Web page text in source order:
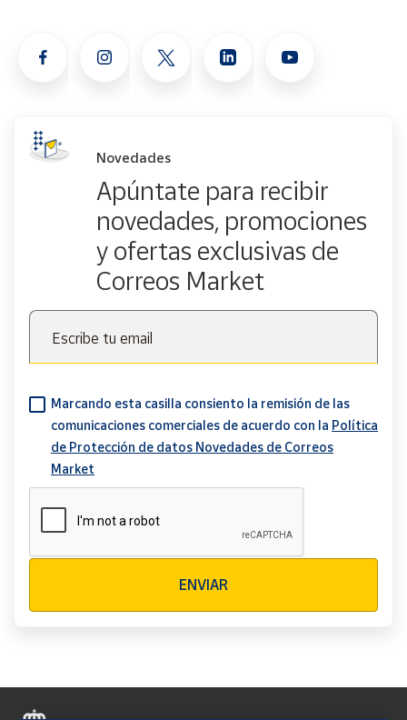
Novedades
Apúntate para recibir
novedades, promociones
y ofertas exclusivas de
Correos Market
Escribe tu email
Marcando esta casilla consiento la remisión de las
comunicaciones comerciales de acuerdo con la Política
de Protección de datos Novedades de Correos
Market
ENVIAR